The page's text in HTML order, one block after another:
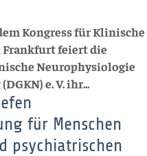
Kongress für Klinische
Frankfurt feiert die
Neurophysiologie
e. V. ihr...
für Menschen
psychiatrischen